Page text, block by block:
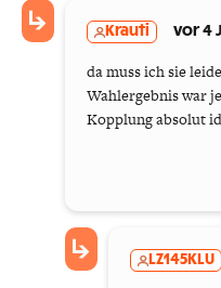
Krauti vor 4
da muss ich sie
Wahlergebnis war
Kopplung absolut
LZ145KLU